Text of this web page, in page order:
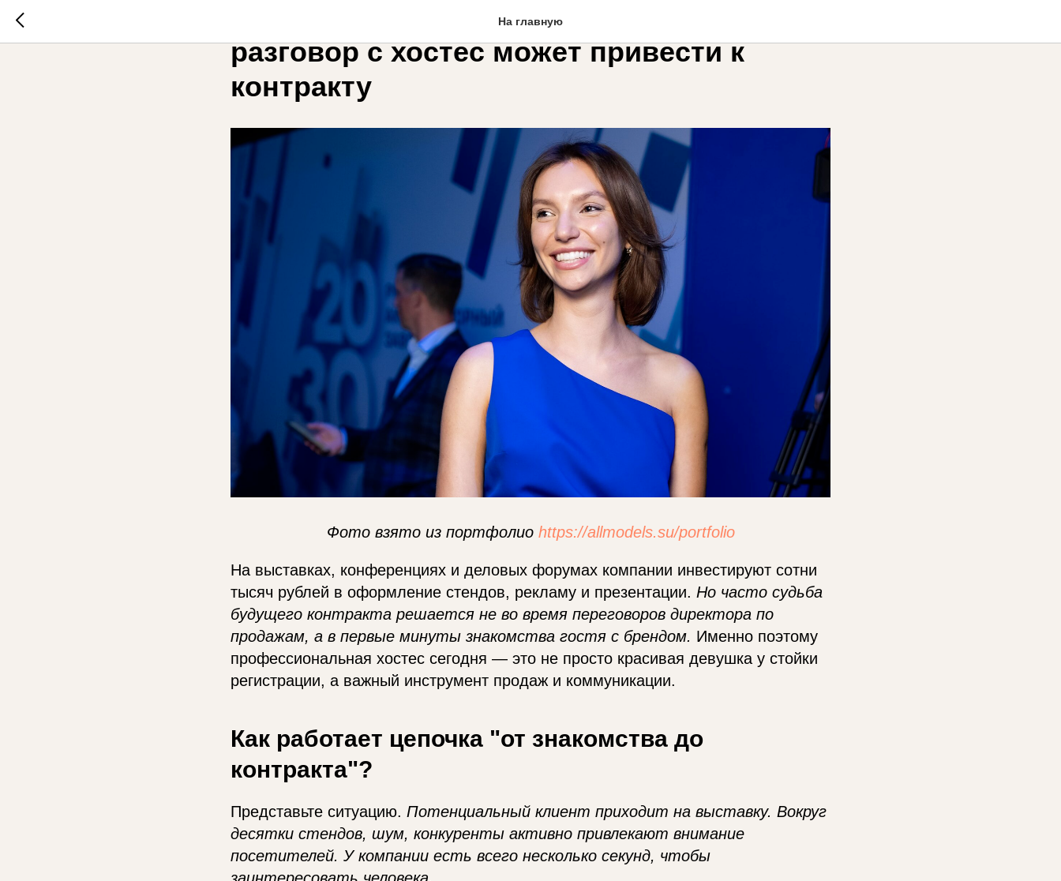
На главную
От приветствия до сделки: как один
разговор с хостес может привести к
контракту
Фото взято из портфолио https://allmodels.su/portfolio
На выставках, конференциях и деловых форумах компании инвестируют сотни
тысяч рублей в оформление стендов, рекламу и презентации. Но часто судьба
будущего контракта решается не во время переговоров директора по
продажам, а в первые минуты знакомства гостя с брендом. Именно поэтому
профессиональная хостес сегодня — это не просто красивая девушка у стойки
регистрации, а важный инструмент продаж и коммуникации.
Как работает цепочка "от знакомства до
контракта"?
Представьте ситуацию. Потенциальный клиент приходит на выставку. Вокруг
десятки стендов, шум, конкуренты активно привлекают внимание
посетителей. У компании есть всего несколько секунд, чтобы